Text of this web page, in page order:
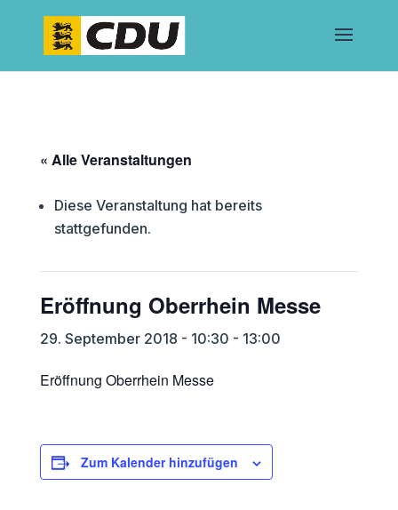
« Alle Veranstaltungen
Diese Veranstaltung hat bereits
stattgefunden.
Eröffnung Oberrhein Messe
29. September 2018 - 10:30 - 13:00
Eröffnung Oberrhein Messe
Zum Kalender hinzufügen